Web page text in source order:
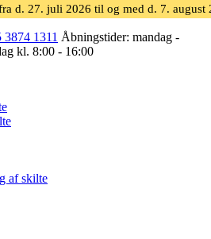
d. 27. juli 2026 til og med d. 7. august
3874 1311 Åbningstider: mandag -
kl. 8:00 - 16:00
af skilte